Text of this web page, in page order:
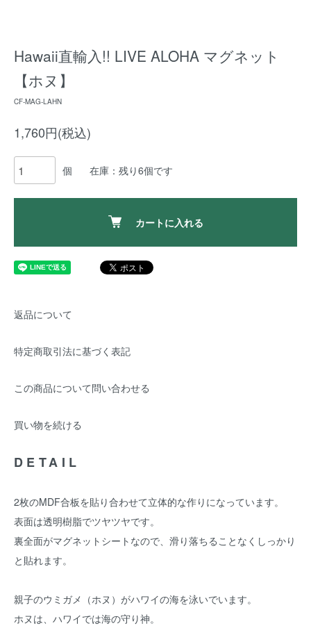
Hawaii直輸入!! LIVE ALOHA マグネット
【ホヌ】
CF-MAG-LAHN
1,760円(税込)
個 在庫：残り6個です
カートに入れる
返品について
特定商取引法に基づく表記
この商品について問い合わせる
買い物を続ける
DETAIL
2枚のMDF合板を貼り合わせて立体的な作りになっています。
表面は透明樹脂でツヤツヤです。
裏全面がマグネットシートなので、滑り落ちることなくしっかり
と貼れます。
親子のウミガメ（ホヌ）がハワイの海を泳いでいます。
ホヌは、ハワイでは海の守り神。